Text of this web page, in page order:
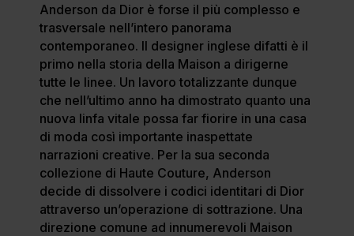
Anderson da Dior è forse il più complesso e
trasversale nell’intero panorama
contemporaneo. Il designer inglese difatti è il
primo nella storia della Maison a dirigerne
tutte le linee. Un lavoro totalizzante dunque
che nell’ultimo anno ha dimostrato quanto una
nuova linfa vitale possa far fiorire in una casa
di moda così importante inaspettate
narrazioni creative. Per la sua seconda
collezione di Haute Couture, Anderson
decide di dissolvere i codici identitari di Dior
attraverso un’operazione di sottrazione. Una
direzione comune ad innumerevoli Maison